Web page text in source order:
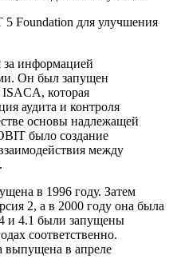
Foundation для улучшения
за информацией
Он был запущен
которая
аудита и контроля
основы надлежащей
было создание
между
в 1996 году. Затем
2, а в 2000 году она была
и 4.1 были запущены
соответственно.
выпущена в апреле